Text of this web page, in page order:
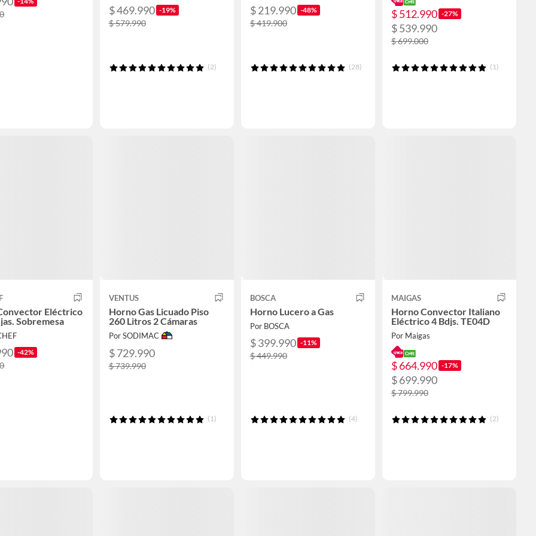
$ 469.990 -19%
$ 579.990
(2)
$ 219.990 -48%
$ 419.900
(28)
$ 512.990 -27%
$ 539.990
$ 699.000
(1)
Eléctrico
Sobremesa
-42%
VENTUS
Horno Gas Licuado Piso
260 Litros 2 Cámaras
Por SODIMAC
$ 729.990
$ 739.990
(1)
BOSCA
Horno Lucero a Gas
Por BOSCA
$ 399.990 -11%
$ 449.990
(4)
MAIGAS
Horno Convector Italiano
Eléctrico 4 Bdjs. TE04D
Por Maigas
$ 664.990 -17%
$ 699.990
$ 799.990
(2)